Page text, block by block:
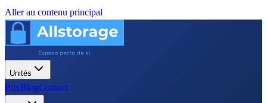
Aller au contenu principal
Unités
PrixBlogContact